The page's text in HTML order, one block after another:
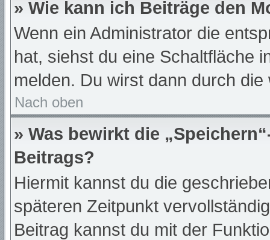
» Wie kann ich Beiträge den
Wenn ein Administrator die
hat, siehst du eine Schaltfläche
melden. Du wirst dann durch
Nach oben
» Was bewirkt die
Beitrags?
Hiermit kannst du die
späteren Zeitpunkt
Beitrag kannst du mit der